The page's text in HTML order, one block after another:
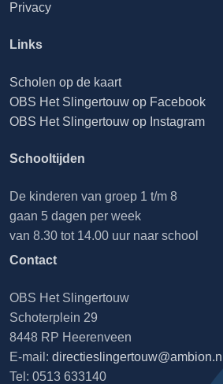
Privacy
Links
Scholen op de kaart
OBS Het Slingertouw op Facebook
OBS Het Slingertouw op Instagram
Schooltijden
De kinderen van groep 1 t/m 8
gaan 5 dagen per week
van 8.30 tot 14.00 uur naar school
Contact
OBS Het Slingertouw
Schoterplein 29
8448 RP Heerenveen
E-mail: directieslingertouw@ambion.nl
Tel: 0513 633140